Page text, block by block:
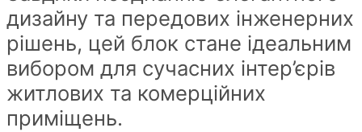
дизайну та передових інженерних
рішень, цей блок стане ідеальним
вибором для сучасних інтер’єрів
житлових та комерційних
приміщень.